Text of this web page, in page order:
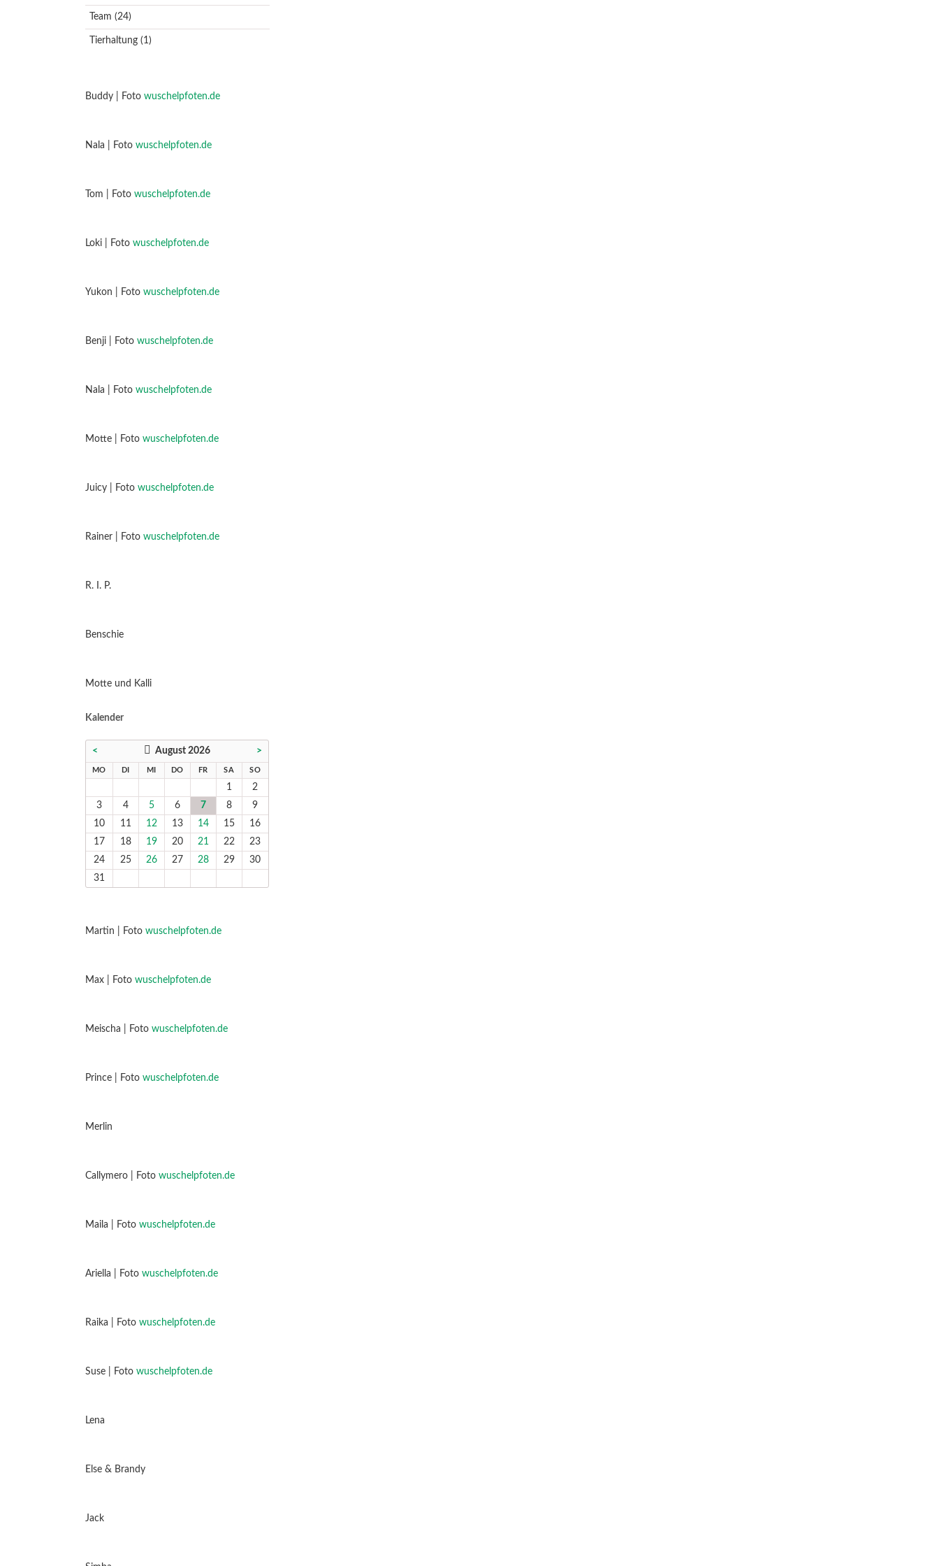
Team (24)
Tierhaltung (1)
Buddy | Foto wuschelpfoten.de
Nala | Foto wuschelpfoten.de
Tom | Foto wuschelpfoten.de
Loki | Foto wuschelpfoten.de
Yukon | Foto wuschelpfoten.de
Benji | Foto wuschelpfoten.de
Nala | Foto wuschelpfoten.de
Motte | Foto wuschelpfoten.de
Juicy | Foto wuschelpfoten.de
Rainer | Foto wuschelpfoten.de
R. I. P.
Benschie
Motte und Kalli
Kalender
< August 2026 >
MO NTAGDI ENSTAG
MI TTWOCH
DO NNERSTAG
FR EITAG
SA MSTAG
SONNTAG
1
2
3
4 5 6 7 8
9
10
11 12 13 14 15
16
17
18 19 20 21 22
23
24
25 26 27 28 29
30
31
Martin | Foto wuschelpfoten.de
Max | Foto wuschelpfoten.de
Meischa | Foto wuschelpfoten.de
Prince | Foto wuschelpfoten.de
Merlin
Callymero | Foto wuschelpfoten.de
Maila | Foto wuschelpfoten.de
Ariella | Foto wuschelpfoten.de
Raika | Foto wuschelpfoten.de
Suse | Foto wuschelpfoten.de
Lena
Else & Brandy
Jack